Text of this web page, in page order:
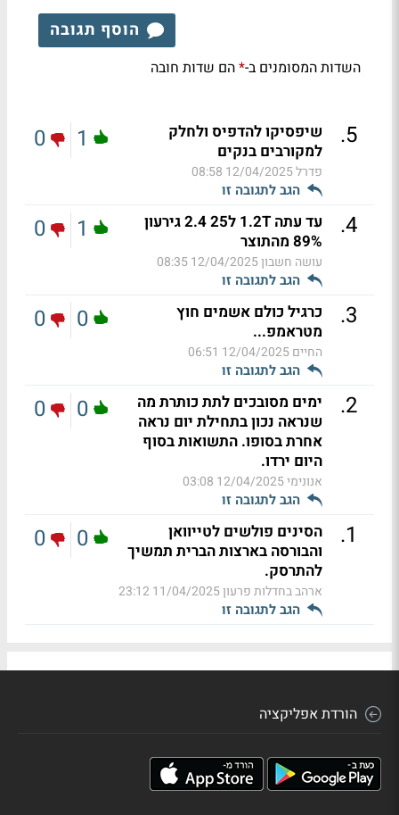
הוסף תגובה
השדות המסומנים ב-*הם שדות חובה
5
.
שיפסיקו להדפיס ולחלק
למקורבים בנקים
פדרל12/04/2025 08:58
הגב לתגובה זו
1
0
4
.
עד עתה 1.2T ל25 2.4 גירעון
89% מהתוצר
עושה חשבון12/04/2025 08:35
הגב לתגובה זו
1
0
3
.
כרגיל כולם אשמים חוץ
מטראמפ...
החיים12/04/2025 06:51
הגב לתגובה זו
0
0
2
.
ימים מסובכים לתת כותרת מה
שנראה נכון בתחילת יום נראה
אחרת בסופו. התשואות בסוף
היום ירדו.
אנונימי12/04/2025 03:08
הגב לתגובה זו
0
0
1
.
הסינים פולשים לטייוואן
והבורסה בארצות הברית תמשיך
להתרסק.
ארהב בחדלות פרעון11/04/2025 23:12
הגב לתגובה זו
0
0
הורדת אפליקציה